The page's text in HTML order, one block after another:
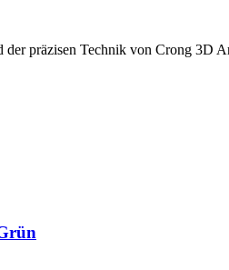
präzisen Technik von Crong 3D